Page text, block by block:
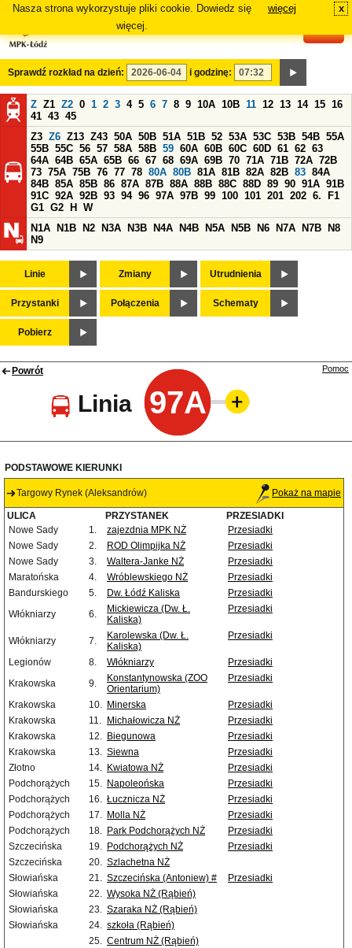
Nasza strona wykorzystuje pliki cookie. Dowiedz się
więcej.
więcej x
Sprawdź rozkład na dzień: i godzinę:
Z Z1 Z2 0 1 2 3 4 5 6 7 8 9 10A 10B 11 12 13 14 15 16
41 43 45
Z3 Z6 Z13 Z43 50A 50B 51A 51B 52 53A 53C 53B 54B 55A
55B 55C 56 57 58A 58B 59 60A 60B 60C 60D 61 62 63
64A 64B 65A 65B 66 67 68 69A 69B 70 71A 71B 72A 72B
73 75A 75B 76 77 78 80A 80B 81A 81B 82A 82B 83 84A
84B 85A 85B 86 87A 87B 88A 88B 88C 88D 89 90 91A 91B
91C 92A 92B 93 94 96 97A 97B 99 100 101 201 202 6.
F1
G1 G2 H
W
N1A
N1B N2 N3A N3B N4A N4B N5A N5B N6 N7A N7B
N8
N9
Linie Zmiany Utrudnienia
Przystanki Połączenia Schematy
Pobierz
Powrót
Linia 97A
Pomoc
PODSTAWOWE KIERUNKI
Targowy Rynek (Aleksandrów) Pokaż na mapie
ULICA PRZYSTANEK
PRZESIADKI
Nowe Sady
1. zajezdnia MPK NŻ
Przesiadki
Nowe Sady
2. ROD Olimpijka NŻ
Przesiadki
Nowe Sady
3. Waltera-Janke NŻ
Przesiadki
Maratońska
4. Wróblewskiego NŻ
Przesiadki
Bandurskiego
5. Dw. Łódź Kaliska
Przesiadki
Włókniarzy
6.
Mickiewicza (Dw. Ł.
Kaliska)
Przesiadki
Włókniarzy 7.
Karolewska (Dw. Ł.
Kaliska)
Przesiadki
Legionów 8. Włókniarzy
Przesiadki
Krakowska
9.
Konstantynowska (ZOO
Orientarium)
Przesiadki
Krakowska 10. Minerska
Przesiadki
Krakowska
11. Michałowicza NŻ
Przesiadki
Krakowska
12. Biegunowa
Przesiadki
Krakowska
13. Siewna
Przesiadki
Złotno
14. Kwiatowa NŻ
Przesiadki
Podchorążych
15. Napoleońska
Przesiadki
Podchorążych
16. Łucznicza NŻ
Przesiadki
Podchorążych
17. Molla NŻ
Przesiadki
Podchorążych
18. Park Podchorążych NŻ
Przesiadki
Szczecińska
19. Podchorążych NŻ
Przesiadki
Szczecińska
20. Szlachetna NŻ
Słowiańska
21. Szczecińska (Antoniew) #
Przesiadki
Słowiańska
22. Wysoka NŻ (Rąbień)
Słowiańska
23. Szaraka NŻ (Rąbień)
Słowiańska
24. szkoła (Rąbień)
25. Centrum NŻ (Rąbień)